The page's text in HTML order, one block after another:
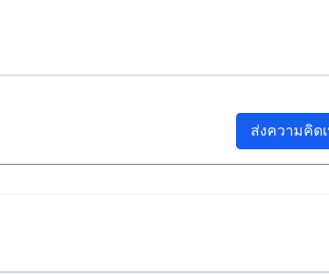
ส่งความคิด